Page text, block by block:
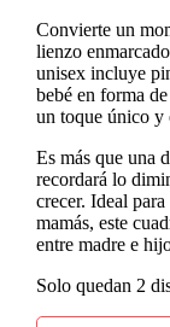
Convierte un
lienzo
unisex incluye
bebé en forma
un toque único y
Es más que una
recordará lo
crecer. Ideal
mamás, este
entre madre e
Solo quedan 2